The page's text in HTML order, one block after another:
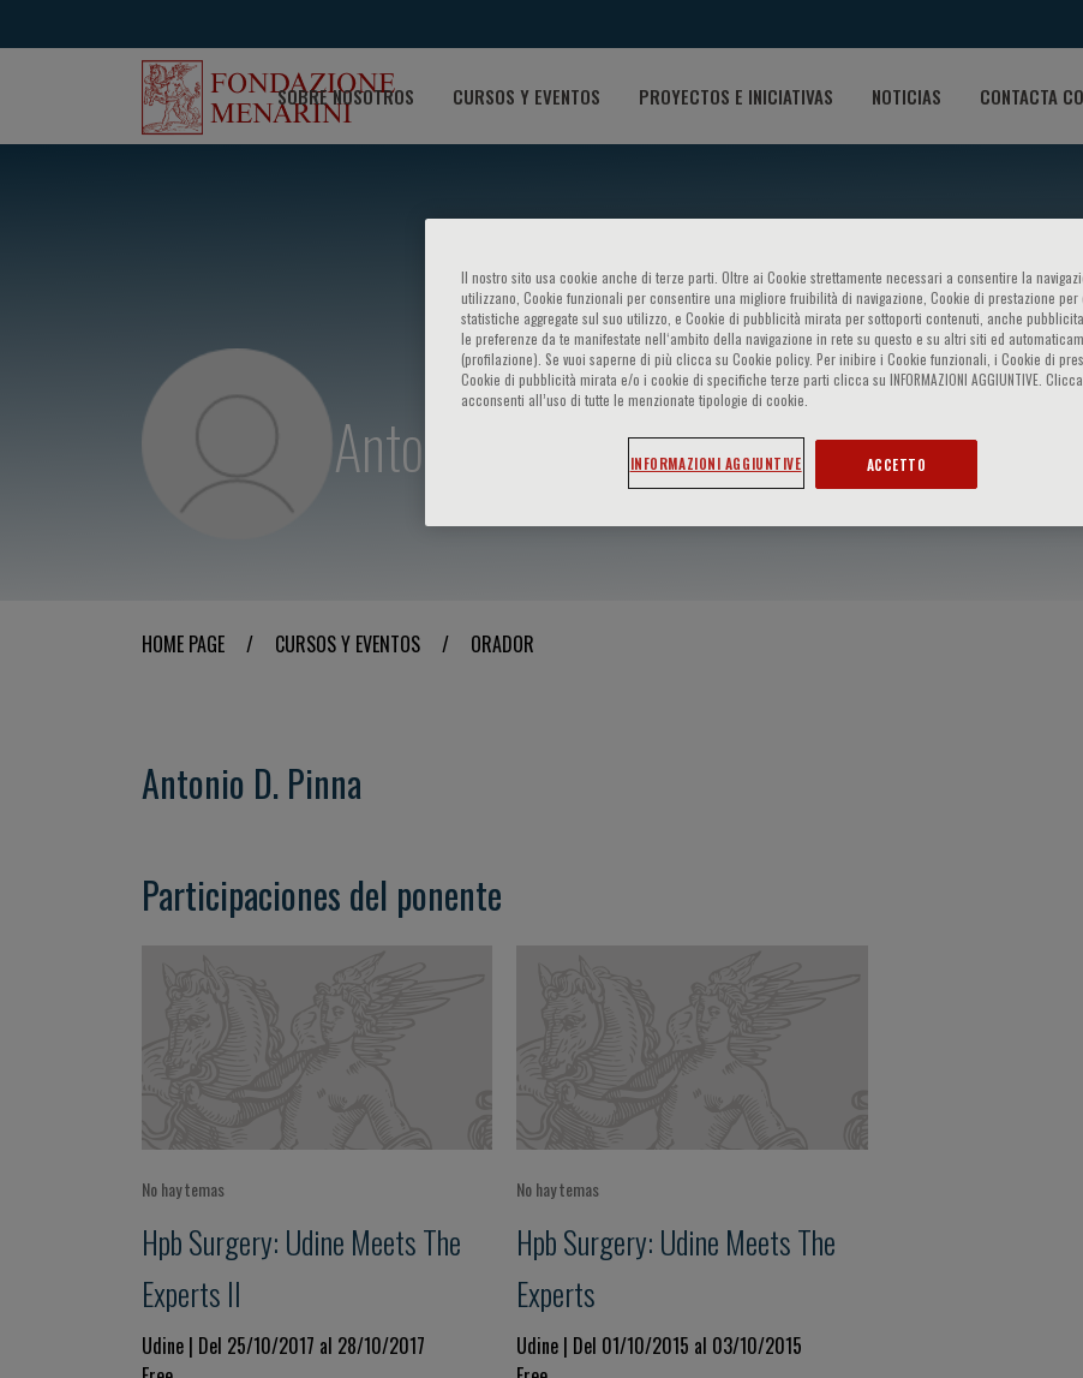
SOBRE NOSOTROS CURSOS Y EVENTOS PROYECTOS E INICIATIVAS NOTICIAS CONTACTA
Antonio D. Pinna
HOME PAGE / CURSOS Y EVENTOS / ORADOR
Antonio D. Pinna
Participaciones del ponente
No hay temas
Hpb Surgery: Udine Meets The
Experts II
Udine | Del 25/10/2017 al 28/10/2017
No hay temas
Hpb Surgery: Udine Meets The
Experts
Udine | Del 01/10/2015 al 03/10/2015
Il nostro sito usa cookie anche di terze parti. Oltre ai Cookie strettamente necessari a consentire la
utilizzano, Cookie funzionali per consentire una migliore fruibilità di navigazione, Cookie di prestazione per
statistiche aggregate sul suo utilizzo, e Cookie di pubblicità mirata per sottoporti contenuti, anche
le preferenze da te manifestate nell‘ambito della navigazione in rete su questo e su altri siti ed
(profilazione). Se vuoi saperne di più clicca su Cookie policy. Per inibire i Cookie funzionali, i Cookie di
Cookie di pubblicità mirata e/o i cookie di specifiche terze parti clicca su INFORMAZIONI AGGIUNTIVE.
acconsenti all’uso di tutte le menzionate tipologie di cookie.
INFORMAZIONI AGGIUNTIVE ACCETTO